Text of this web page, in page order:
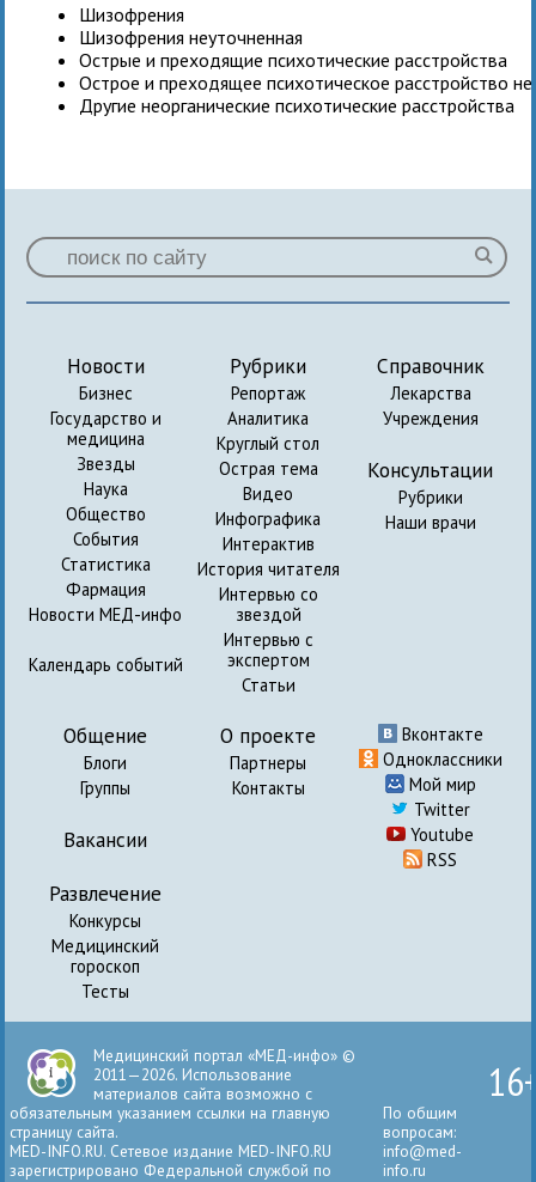
Шизофрения
Шизофрения неуточненная
Острые и преходящие психотические расстройства
Острое и преходящее психотическое расстройство
Другие неорганические психотические расстройства
Новости
Бизнес
Государство и
медицина
Звезды
Наука
Общество
События
Статистика
Фармация
Новости МЕД-инфо
Календарь событий
Рубрики
Репортаж
Аналитика
Круглый стол
Острая тема
Видео
Инфографика
Интерактив
История читателя
Интервью со
звездой
Интервью с
экспертом
Статьи
Справочник
Лекарства
Учреждения
Консультации
Рубрики
Наши врачи
Общение
Блоги
Группы
Вакансии
Развлечение
Конкурсы
Медицинский
гороскоп
Тесты
О проекте
Партнеры
Контакты
Вконтакте
Одноклассники
Мой мир
Twitter
Youtube
RSS
Медицинский портал «МЕД-инфо» ©
2011—2026. Использование
материалов сайта возможно с
обязательным указанием ссылки на главную
страницу сайта.
MED-INFO.RU. Сетевое издание MED-INFO.RU
зарегистрировано Федеральной службой по
По общим
вопросам:
info@med-
info.ru